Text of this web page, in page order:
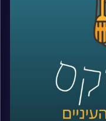
קיימת רשמית, למה
והאם גם לישראל יש
חיים קורן, בית ספר
רייכמן.
מצרים